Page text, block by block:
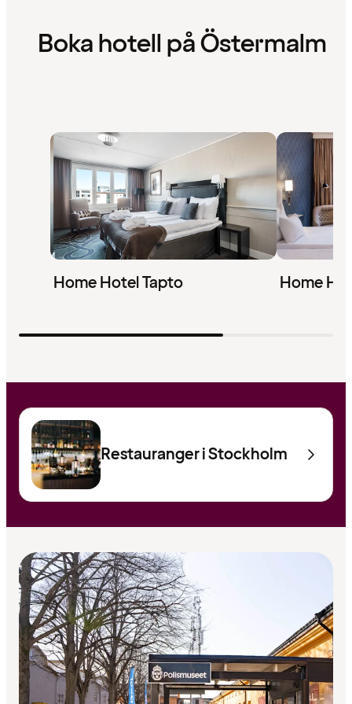
Boka hotell på Östermalm
Home Hotel Tapto Home
Restauranger i Stockholm